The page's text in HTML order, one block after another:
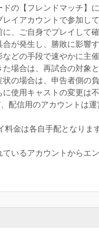
の【フレンドマッチ】に
イアカウントで参加して
、ご自身でプレイして確
が発生し、勝敗に影響
どの手段で速やかに主催
場合は、再試合の対象
の場合は、申告者側の負
使用キャストの変更は不
配信用のアカウントは
金は各自手配となります
いるアカウントからエ